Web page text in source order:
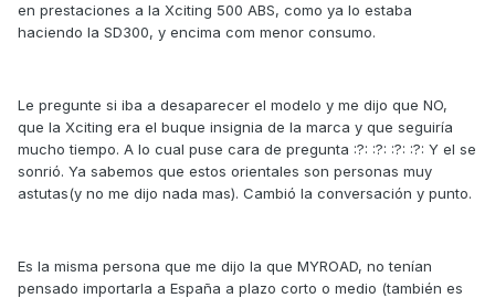
en prestaciones a la Xciting 500 ABS, como ya lo estaba
haciendo la SD300, y encima com menor consumo.
Le pregunte si iba a desaparecer el modelo y me dijo que NO,
que la Xciting era el buque insignia de la marca y que seguiría
mucho tiempo. A lo cual puse cara de pregunta :?: :?: :?: :?: Y el se
sonrió. Ya sabemos que estos orientales son personas muy
astutas(y no me dijo nada mas). Cambió la conversación y punto.
Es la misma persona que me dijo la que MYROAD, no tenían
pensado importarla a España a plazo corto o medio (también es